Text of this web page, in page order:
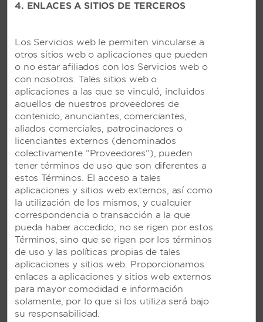
VIVA DOMINICUS BEACH BY
WYNDHAM, UN TRADEMARK
ALL-INCLUSIVE RESORT EN LA
ROMANA, REPÚBLICA
DOMINICANA
Animado resort frente al mar con seis
restaurantes, entretenimiento en vivo,
fiestas temáticas y clases de trapecio
4. ENLACES A SITIOS DE TERCEROS
Los Servicios web le permiten vincularse a
otros sitios web o aplicaciones que pueden
o no estar afiliados con los Servicios web o
con nosotros. Tales sitios web o
aplicaciones a las que se vinculó, incluidos
aquellos de nuestros proveedores de
contenido, anunciantes, comerciantes,
aliados comerciales, patrocinadores o
licenciantes externos (denominados
colectivamente “Proveedores”), pueden
tener términos de uso que son diferentes a
estos Términos. El acceso a tales
aplicaciones y sitios web externos, así como
la utilización de los mismos, y cualquier
correspondencia o transacción a la que
pueda haber accedido, no se rigen por estos
Términos, sino que se rigen por los términos
de uso y las políticas propias de tales
aplicaciones y sitios web. Proporcionamos
enlaces a aplicaciones y sitios web externos
para mayor comodidad e información
solamente, por lo que si los utiliza será bajo
su responsabilidad.